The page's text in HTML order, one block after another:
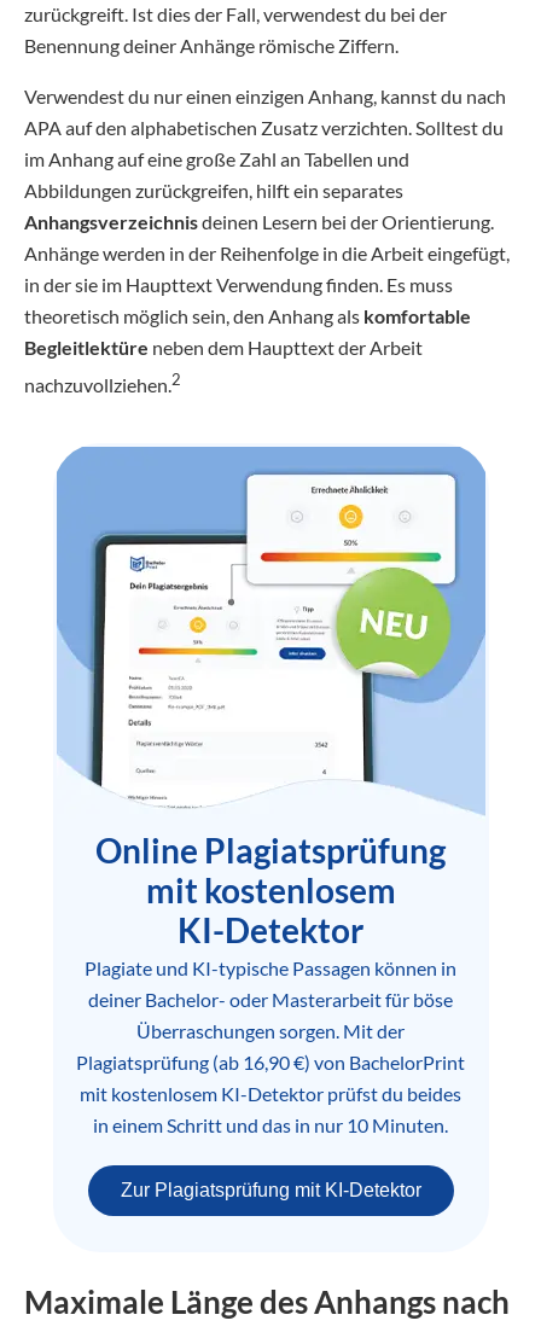
zurückgreift. Ist dies der Fall, verwendest du bei der
Benennung deiner Anhänge römische Ziffern.
Verwendest du nur einen einzigen Anhang, kannst du nach
APA auf den alphabetischen Zusatz verzichten. Solltest du
im Anhang auf eine große Zahl an Tabellen und
Abbildungen zurückgreifen, hilft ein separates
Anhangsverzeichnisdeinen Lesern bei der Orientierung.
Anhänge werden in der Reihenfolge in die Arbeit eingefügt,
in der sie im Haupttext Verwendung finden. Es muss
theoretisch möglich sein, den Anhang als komfortable
Begleitlektüre neben dem Haupttext der Arbeit
nachzuvollziehen.2
Online Plagiatsprüfung
mit kostenlosem
KI-Detektor
Plagiate und KI-typische Passagen können in
deiner Bachelor- oder Masterarbeit für böse
Überraschungen sorgen. Mit der
Plagiatsprüfung (ab 16,90 €) von BachelorPrint
mit kostenlosem KI-Detektor prüfst du beides
in einem Schritt und das in nur 10 Minuten.
Zur Plagiatsprüfung mit KI-Detektor
Maximale Länge des Anhangs nach